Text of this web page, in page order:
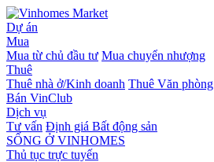
Dự án
Mua
Mua từ chủ đầu tư Mua chuyển nhượng
Thuê
Thuê nhà ở/Kinh doanh Thuê Văn phòng
Bán VinClub
Dịch vụ
Tư vấn Định giá Bất động sản
SỐNG Ở VINHOMES
Thủ tục trực tuyến